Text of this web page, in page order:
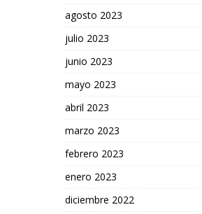
agosto 2023
julio 2023
junio 2023
mayo 2023
abril 2023
marzo 2023
febrero 2023
enero 2023
diciembre 2022